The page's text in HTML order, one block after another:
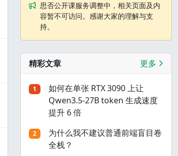
思否公开课服务调整中，相关页面及内
容暂不可访问。感谢大家的理解与支
持。
精彩文章 更多
1
如何在单张 RTX 3090 上让
Qwen3.5-27B token 生成速度
提升 6 倍
2
为什么我不建议普通前端盲目卷
全栈？